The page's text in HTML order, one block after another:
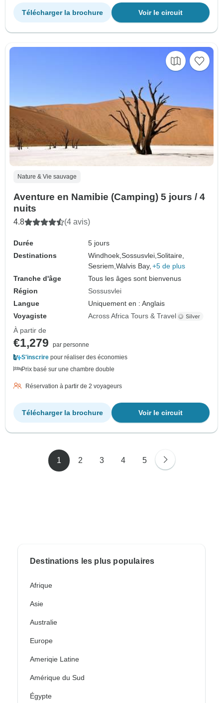
Voir le circuit
Télécharger la brochure
Nature & Vie sauvage
Aventure en Namibie (Camping) 5 jours / 4
nuits
4.8 (4 avis)
Durée
5 jours
Destinations
Windhoek,Sossusvlei,Solitaire,
Sesriem,Walvis Bay, +5 de plus
Tranche d'âge
Tous les âges sont bienvenus
Région
Sossusvlei
Langue
Uniquement en : Anglais
Voyagiste
Across Africa Tours & Travel
À partir de
€1,279
par personne
S'inscrire pour réaliser des économies
Prix basé sur une chambre double
Réservation à partir de 2 voyageurs
Voir le circuit
Télécharger la brochure
1 2 3 4 5
Destinations les plus populaires
Afrique
Asie
Australie
Europe
Ameriqie Latine
Amérique du Sud
Égypte